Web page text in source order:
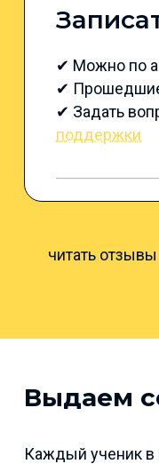
✔ Можно по
✔ Прошедшие
✔ Задать
поддержки
читать
Выдаем
Каждый ученик в